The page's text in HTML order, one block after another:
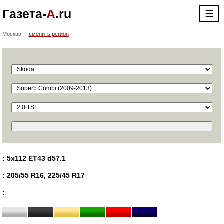
Газета-А.ru ☰
Москва сменить регион
: 5x112 ET43 d57.1
: 205/55 R16, 225/45 R17
: